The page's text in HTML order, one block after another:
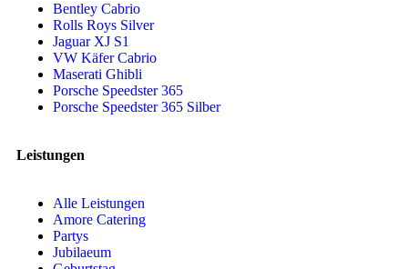
Bentley Cabrio
Rolls Roys Silver
Jaguar XJ S1
VW Käfer Cabrio
Maserati Ghibli
Porsche Speedster 365
Porsche Speedster 365 Silber
Leistungen
Alle Leistungen
Amore Catering
Partys
Jubilaeum